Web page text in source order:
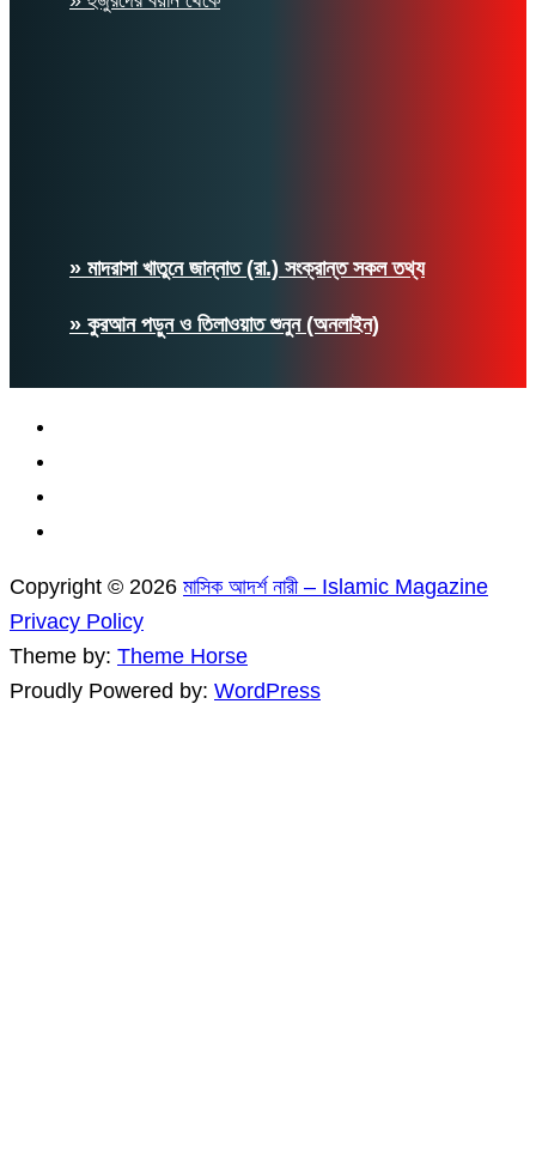
» মাদরাসা খাতুনে জান্নাত (রা.) সংক্রান্ত সকল তথ্য
» কুরআন পড়ুন ও তিলাওয়াত শুনুন (অনলাইন)
Copyright © 2026 মাসিক আদর্শ নারী – Islamic Magazine
Privacy Policy
Theme by: Theme Horse
Proudly Powered by: WordPress